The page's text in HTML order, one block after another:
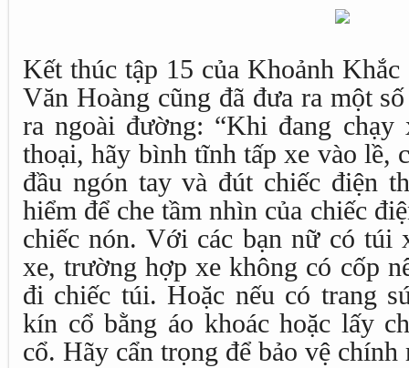
Kết thúc tập 15 của Khoảnh
Văn Hoàng cũng đã đưa ra một
ra ngoài đường: “Khi đang chạy
thoại, hãy bình tĩnh tấp xe vào lề,
đầu ngón tay và đút chiếc điện
hiểm để che tầm nhìn của chiếc
chiếc nón. Với các bạn nữ có túi
xe, trường hợp xe không có cốp
đi chiếc túi. Hoặc nếu có trang
kín cổ bằng áo khoác hoặc lấy
cổ. Hãy cẩn trọng để bảo vệ chính